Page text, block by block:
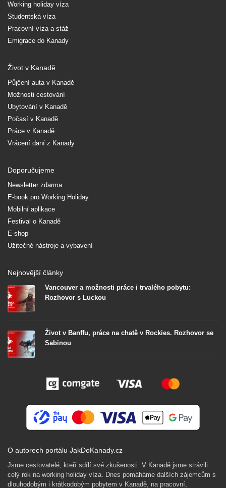
Working holiday víza
Studentská víza
Pracovní víza a stáž
Emigrace do Kanady
Život v Kanadě
Půjčení auta v Kanadě
Možnosti cestování
Ubytování v Kanadě
Počasí v Kanadě
Práce v Kanadě
Vrácení daní z Kanady
Doporučujeme
Newsletter zdarma
E-book pro Working Holiday
Mobilní aplikace
Festival o Kanadě
E-shop
Užitečné nástroje a vybavení
Nejnovější články
Vancouver a možnosti práce i trvalého pobytu:
Rozhovor s Luckou
Život v Banffu, práce na chatě v Rockies. Rozhovor se
Sabinou
O autorech portálu JakDoKanady.cz
Jsme cestovatelé, kteří sdílí své zkušenosti. V Kanadě jsme strávili
celý rok na working holiday víza. Dnes pomáháme dalších zájemcům s
dlouhodobým i krátkodobým pobytem v Kanadě, na pracovní,